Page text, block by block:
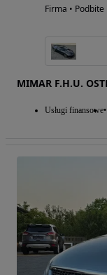
Firma • Podbite
MIMAR F.H.U.
Usługi finansowe